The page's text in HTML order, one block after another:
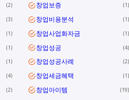
2 창업보증 1
3 창업비용분석 1
1 창업사업화자금 1
1 창업성공 4
1 창업성공사례 2
4 창업세금혜택 1
2 창업아이템 19